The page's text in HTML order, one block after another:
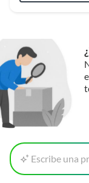
Escribe una